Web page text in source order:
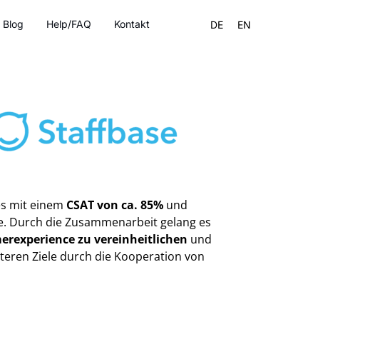
Über uns
Blog Help/FAQ Kontakt DE EN
mit einem CSAT von ca. 85% und
Durch die Zusammenarbeit gelang es
zu vereinheitlichen und
Ziele durch die Kooperation von